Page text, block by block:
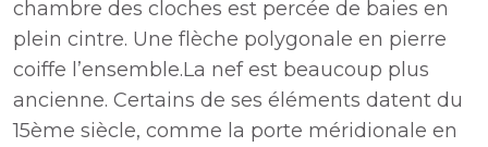
chambre des cloches est percée de baies en
plein cintre. Une flèche polygonale en pierre
coiffe l’ensemble.La nef est beaucoup plus
ancienne. Certains de ses éléments datent du
15ème siècle, comme la porte méridionale en